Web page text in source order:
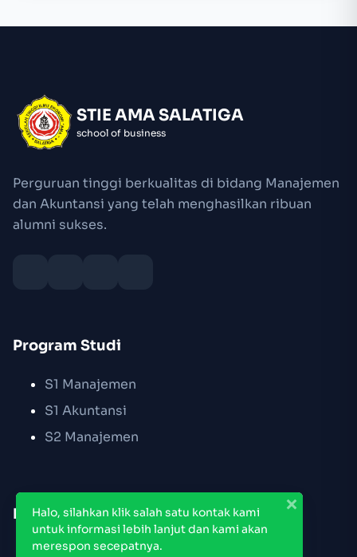
STIE AMA SALATIGA
school of business
Perguruan tinggi berkualitas di bidang Manajemen
dan Akuntansi yang telah menghasilkan ribuan
alumni sukses.
Program Studi
S1 Manajemen
S1 Akuntansi
S2 Manajemen
Link Cepat
Pendaftaran PMB
Halo, silahkan klik salah satu kontak kami
untuk informasi lebih lanjut dan kami akan
merespon secepatnya.